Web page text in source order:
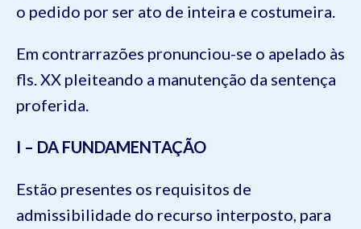
o pedido por ser ato de inteira e costumeira.
Em contrarrazões pronunciou-se o apelado às
fls. XX pleiteando a manutenção da sentença
proferida.
I – DA FUNDAMENTAÇÃO
Estão presentes os requisitos de
admissibilidade do recurso interposto, para